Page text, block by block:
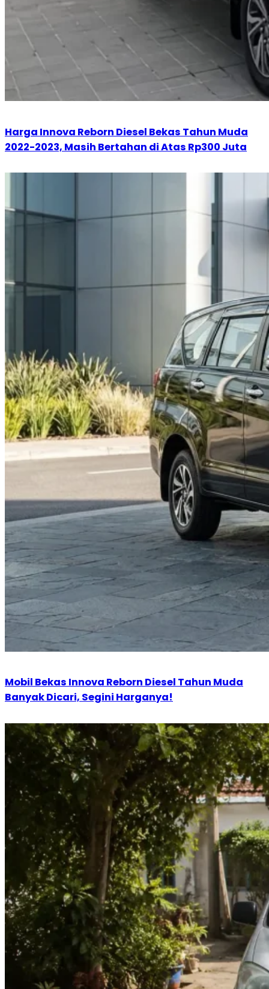
Harga Innova Reborn Diesel Bekas Tahun Muda
2022-2023, Masih Bertahan di Atas Rp300 Juta
Mobil Bekas Innova Reborn Diesel Tahun Muda
Banyak Dicari, Segini Harganya!